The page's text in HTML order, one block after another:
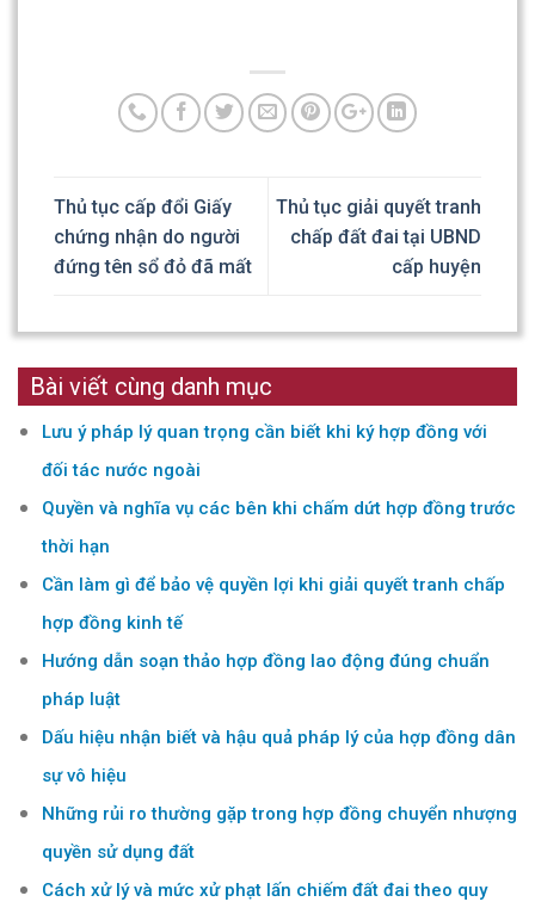
Thủ tục cấp đổi Giấy
chứng nhận do người
đứng tên sổ đỏ đã mất
Thủ tục giải quyết tranh
chấp đất đai tại UBND
cấp huyện
Bài viết cùng danh mục
Lưu ý pháp lý quan trọng cần biết khi ký hợp đồng với
đối tác nước ngoài
Quyền và nghĩa vụ các bên khi chấm dứt hợp đồng trước
thời hạn
Cần làm gì để bảo vệ quyền lợi khi giải quyết tranh chấp
hợp đồng kinh tế
Hướng dẫn soạn thảo hợp đồng lao động đúng chuẩn
pháp luật
Dấu hiệu nhận biết và hậu quả pháp lý của hợp đồng dân
sự vô hiệu
Những rủi ro thường gặp trong hợp đồng chuyển nhượng
quyền sử dụng đất
Cách xử lý và mức xử phạt lấn chiếm đất đai theo quy